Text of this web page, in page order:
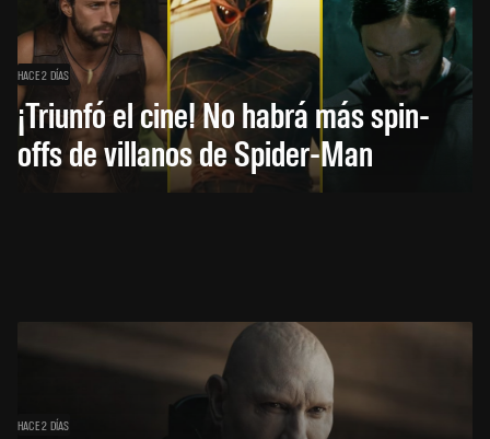
HACE 2 DÍAS
¡Triunfó el cine! No habrá más spin-
offs de villanos de Spider-Man
HACE 2 DÍAS